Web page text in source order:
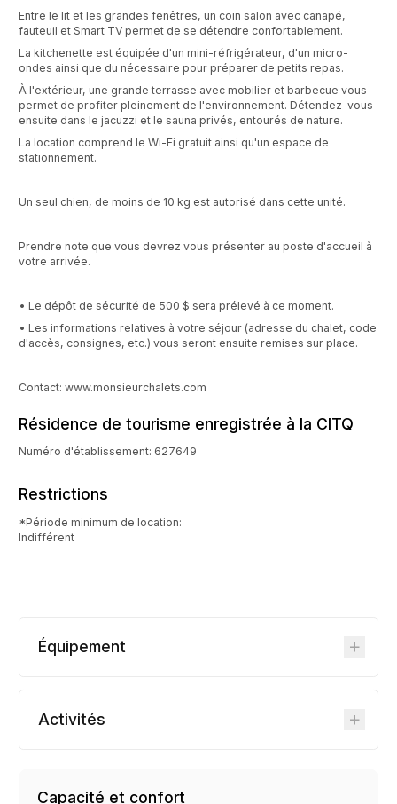
Entre le lit et les grandes fenêtres, un coin salon avec canapé,
fauteuil et Smart TV permet de se détendre confortablement.
La kitchenette est équipée d'un mini-réfrigérateur, d'un micro-
ondes ainsi que du nécessaire pour préparer de petits repas.
À l'extérieur, une grande terrasse avec mobilier et barbecue vous
permet de profiter pleinement de l'environnement. Détendez-vous
ensuite dans le jacuzzi et le sauna privés, entourés de nature.
La location comprend le Wi-Fi gratuit ainsi qu'un espace de
stationnement.
Un seul chien, de moins de 10 kg est autorisé dans cette unité.
Prendre note que vous devrez vous présenter au poste d'accueil à
votre arrivée.
• Le dépôt de sécurité de 500 $ sera prélevé à ce moment.
• Les informations relatives à votre séjour (adresse du chalet, code
d'accès, consignes, etc.) vous seront ensuite remises sur place.
Contact: www.monsieurchalets.com
Résidence de tourisme enregistrée à la CITQ
Numéro d'établissement: 627649
Restrictions
*Période minimum de location:
Indifférent
Équipement
Activités
Capacité et confort